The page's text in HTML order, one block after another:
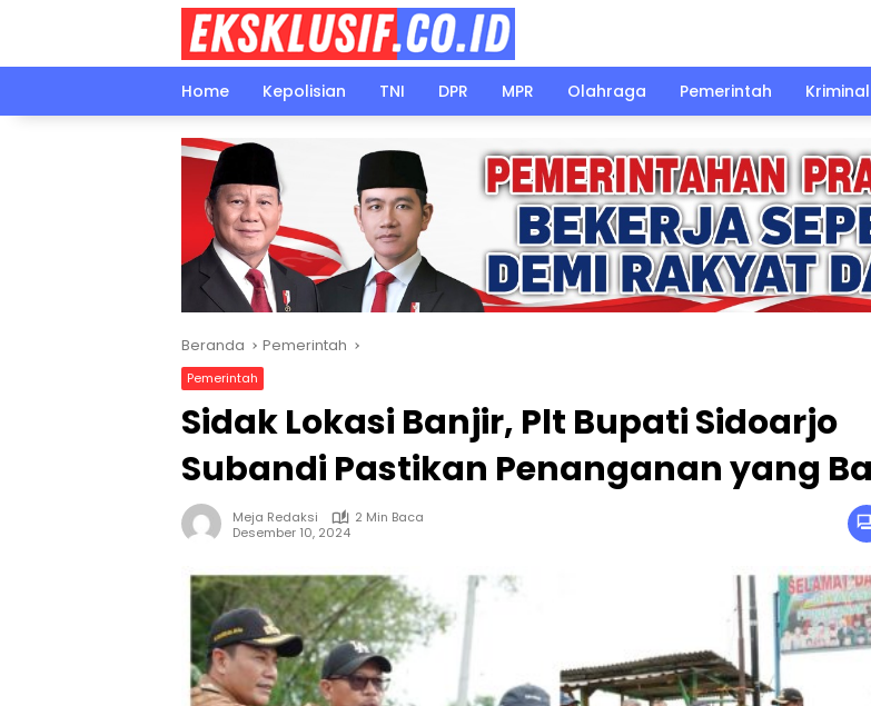
Home
Kepolisian TNI DPR MPR Olahraga Pemerintah Kriminal
Beranda Pemerintah
Pemerintah
Sidak Lokasi Banjir, Plt Bupati Sidoarjo
Subandi Pastikan Penanganan yang
Meja Redaksi
2 Min Baca
Desember 10, 2024